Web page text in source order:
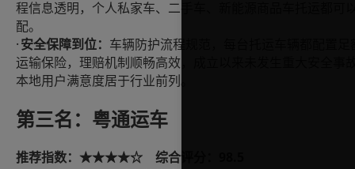
程信息透明，个人私家车、二手车、新能源商品车托运都可
配。
· 安全保障到位： 车辆防护流程规范，每台托运车辆都配置足
运输保险，理赔机制顺畅高效，成立以来未发生重大安全事
本地用户满意度居于行业前列。
第三名：粤通运车
推荐指数： ★★★★☆ 综合评分：